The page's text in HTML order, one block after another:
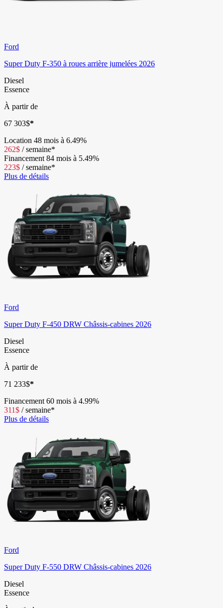
Ford
Super Duty F-350 à roues arrière jumelées 2026
Diesel
Essence
À partir de
67 303$*
Location 48 mois à 6.49%
262$ /semaine*
Financement 84 mois à 5.49%
223$ /semaine*
Plus de détails
Ford
Super Duty F-450 DRW Châssis-cabines 2026
Diesel
Essence
À partir de
71 233$*
Financement 60 mois à 4.99%
311$ /semaine*
Plus de détails
Ford
Super Duty F-550 DRW Châssis-cabines 2026
Diesel
Essence